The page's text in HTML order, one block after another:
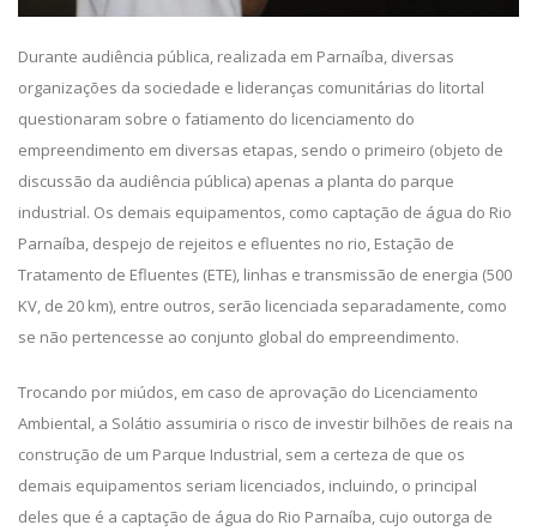
Durante audiência pública, realizada em Parnaíba, diversas
organizações da sociedade e lideranças comunitárias do litortal
questionaram sobre o fatiamento do licenciamento do
empreendimento em diversas etapas, sendo o primeiro (objeto de
discussão da audiência pública) apenas a planta do parque
industrial. Os demais equipamentos, como captação de água do Rio
Parnaíba, despejo de rejeitos e efluentes no rio, Estação de
Tratamento de Efluentes (ETE), linhas e transmissão de energia (500
KV, de 20 km), entre outros, serão licenciada separadamente, como
se não pertencesse ao conjunto global do empreendimento.
Trocando por miúdos, em caso de aprovação do Licenciamento
Ambiental, a Solátio assumiria o risco de investir bilhões de reais na
construção de um Parque Industrial, sem a certeza de que os
demais equipamentos seriam licenciados, incluindo, o principal
deles que é a captação de água do Rio Parnaíba, cujo outorga de